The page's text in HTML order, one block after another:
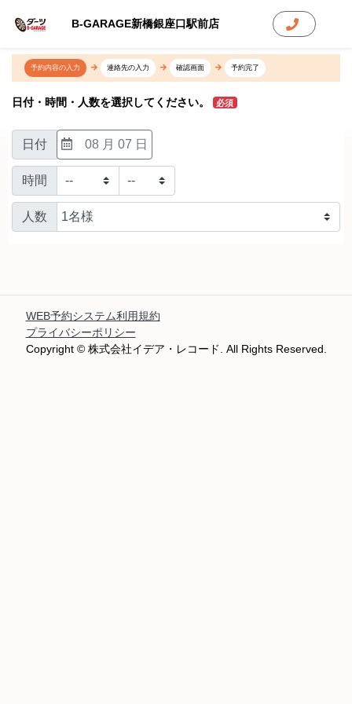
B-GARAGE新橋銀座口駅前店
予約内容の入力 連絡先の入力 確認画面 予約完了
日付・時間・人数を選択してください。 必須
日付 08 月 07 日
時間
人数
WEB予約システム利用規約
プライバシーポリシー
Copyright © 株式会社イデア・レコード. All Rights Reserved.